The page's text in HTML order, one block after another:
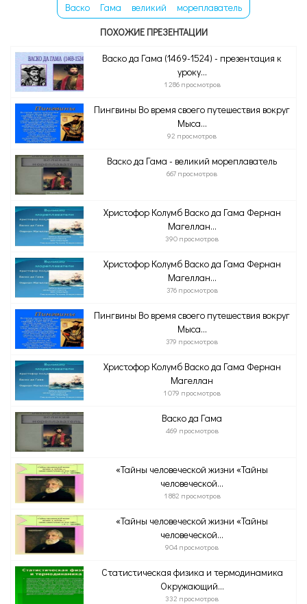
Васко Гама великий
мореплаватель
ПОХОЖИЕ ПРЕЗЕНТАЦИИ
Васко да Гама (1469-1524) - презентация к
уроку...
1 286 просмотров
Пингвины Во время своего путешествия вокруг
Мыса...
92 просмотров
Васко да Гама - великий мореплаватель
667 просмотров
Христофор Колумб Васко да Гама Фернан
Магеллан...
390 просмотров
Христофор Колумб Васко да Гама Фернан
Магеллан...
376 просмотров
Пингвины Во время своего путешествия вокруг
Мыса...
379 просмотров
Христофор Колумб Васко да Гама Фернан
Магеллан
1 079 просмотров
Васко да Гама
469 просмотров
«Тайны человеческой жизни «Тайны
человеческой...
1 882 просмотров
«Тайны человеческой жизни «Тайны
человеческой...
904 просмотров
Статистическая физика и термодинамика
Окружающий...
332 просмотров